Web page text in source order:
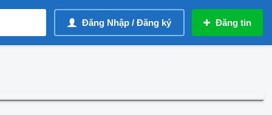
Đăng Nhập / Đăng ký Đăng tin